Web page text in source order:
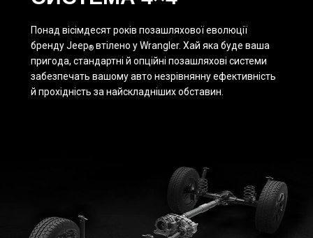
Понад вісімдесят років позашляхової еволюції
бренду Jeep® втілено у Wrangler. Хай яка буде ваша
пригода, стандартні й опційні позашляхові системи
забезпечать вашому авто незрівнянну ефективність
й прохідність за найскладніших обставин.